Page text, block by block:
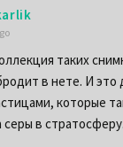
таких
в нете. И
которые
в